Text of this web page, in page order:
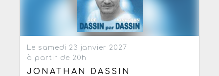
Le samedi 23 janvier 2027
à partir de 20h
JONATHAN DASSIN